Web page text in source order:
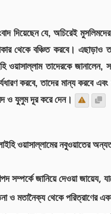
দিয়েছেন যে, অচিরেই
থেকে বঞ্চিত করবে। এছাড়াও
তাদেরকে
করবে, তাদের মান্য করবে
ও যুলুম দূর করে দেন।
ওয়াসাল্লামের নবুওয়াতের
জানিয়ে দেওয়া জায়েয,
মতানৈক্য থেকে পরিত্রাণের